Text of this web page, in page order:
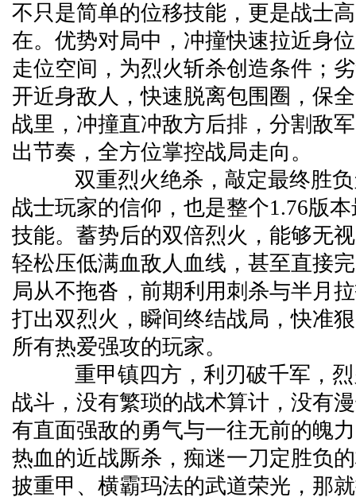
不只是简单的位移技能，更是战士
在。优势对局中，冲撞快速拉近身
走位空间，为烈火斩杀创造条件；
开近身敌人，快速脱离包围圈，保
战里，冲撞直冲敌方后排，分割敌
出节奏，全方位掌控战局走向。
双重烈火绝杀，敲定最终胜负
战士玩家的信仰，也是整个1.76版
技能。蓄势后的双倍烈火，能够无
轻松压低满血敌人血线，甚至直接
局从不拖沓，前期利用刺杀与半月
打出双烈火，瞬间终结战局，快准
所有热爱强攻的玩家。
重甲镇四方，利刃破千军，烈
战斗，没有繁琐的战术算计，没有
有直面强敌的勇气与一往无前的魄
热血的近战厮杀，痴迷一刀定胜负
披重甲、横霸玛法的武道荣光，那